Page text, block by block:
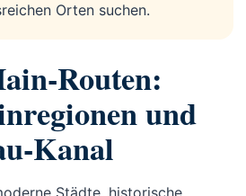
Orten suchen.
Routen:
und
Kanal